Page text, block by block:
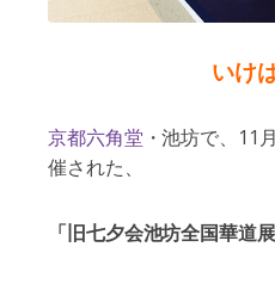
いけ
京都六角堂 ・池坊で、
催された、
「旧七夕会池坊全国華道展